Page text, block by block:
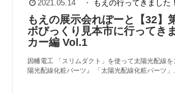
2021.05.14 ・ もえの行ってきました
もえの展示会れぽーと【32】
ボびっくり見本市に行ってき
カー編 Vol.1
因幡電工 「スリムダクト」を使って太陽光配線
陽光配線化粧パーツ』 「太陽光配線化粧パーツ」...